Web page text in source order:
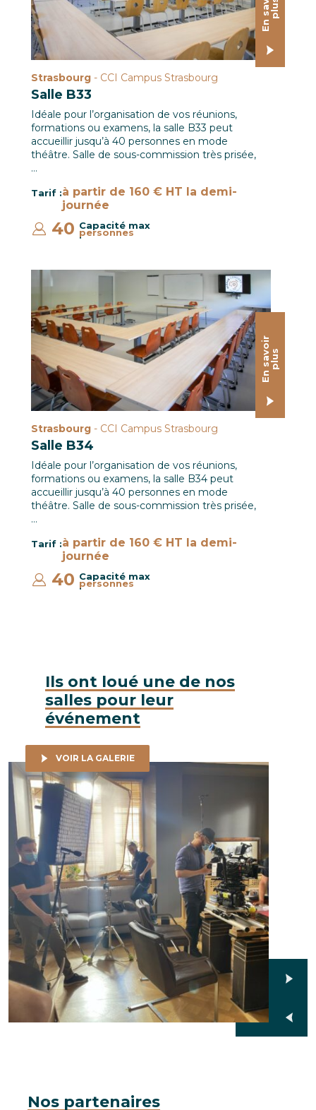
v
s
Strasbourg - CCI Campus Strasbourg
Salle B33
Idéale pour l’organisation de vos réunions,
formations ou examens, la salle B33 peut
accueillir jusqu’à 40 personnes en mode
théâtre. Salle de sous-commission très prisée,
…
Tarif :à partir de 160 € HT la demi-
journée
Capacité max
:
40 personnes
Salle B34 / CCI Campus Strasbourg © Pascal SCHWIEN
E
n
s
av
o
i
r
p
l
us
Strasbourg - CCI Campus Strasbourg
Salle B34
Idéale pour l’organisation de vos réunions,
formations ou examens, la salle B34 peut
accueillir jusqu’à 40 personnes en mode
théâtre. Salle de sous-commission très prisée,
…
Tarif :à partir de 160 € HT la demi-
journée
Capacité max
:
40 personnes
Ils ont loué une de nos
salles pour leur
événement
VOIR LA GALERIE
Noiizy - Soirée de lancement, 9 septembre 2019 © LGa
Nos partenaires